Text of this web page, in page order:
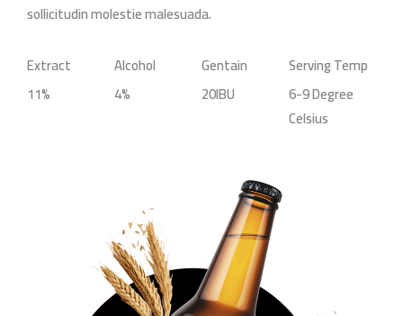
sollicitudin molestie malesuada.
Extract
11%
Alcohol
4%
Gentain
20IBU
Serving Temp
6-9 Degree
Celsius